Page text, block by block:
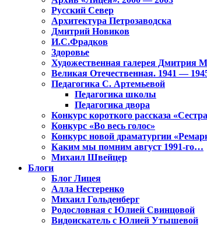
Русский Север
Архитектура Петрозаводска
Дмитрий Новиков
И.С.Фрадков
Здоровье
Художественная галерея Дмитрия
Великая Отечественная. 1941 —
Педагогика С. Артемьевой
Педагогика школы
Педагогика двора
Конкурс короткого рассказа
Конкурс «Во весь голос»
Конкурс новой драматургии
Каким мы помним август 1991-го…
Михаил Швейцер
Блоги
Блог Лицея
Алла Нестеренко
Михаил Гольденберг
Родословная с Юлией Свинцовой
Видоискатель с Юлией Утышевой